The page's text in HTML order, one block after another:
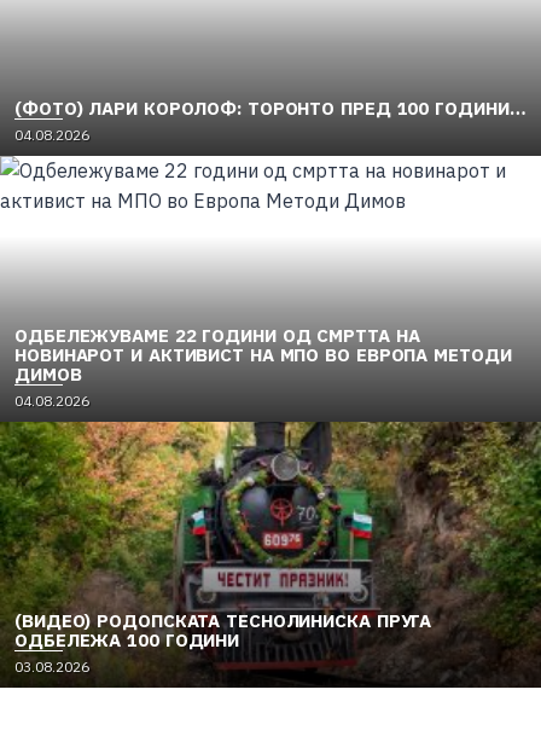
(ФОТО) ЛАРИ КОРОЛОФ: ТОРОНТО ПРЕД 100 ГОДИНИ…
04.08.2026
ОДБЕЛЕЖУВАМЕ 22 ГОДИНИ ОД СМРТТА НА
НОВИНАРОТ И АКТИВИСТ НА МПО ВО ЕВРОПА МЕТОДИ
ДИМОВ
04.08.2026
(ВИДЕО) РОДОПСКАТА ТЕСНОЛИНИСКА ПРУГА
ОДБЕЛЕЖА 100 ГОДИНИ
03.08.2026